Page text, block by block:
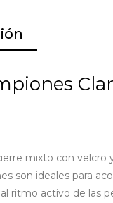
mixto con velcro
son ideales para
ritmo activo de las